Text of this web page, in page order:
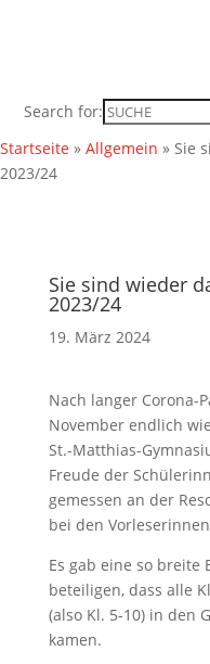
Search for:
Startseite » Allgemein » Sie
2023/24
Sie sind wieder
2023/24
19. März 2024
Nach langer Corona-
November endlich
St.-Matthias-
Freude der
gemessen an der
bei den
Es gab eine so breite
beteiligen, dass alle
(also Kl. 5-10) in den
kamen.